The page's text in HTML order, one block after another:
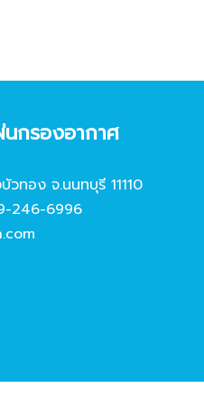
กรองอากาศ
ทอง จ.นนทบุรี 11110
246-6996